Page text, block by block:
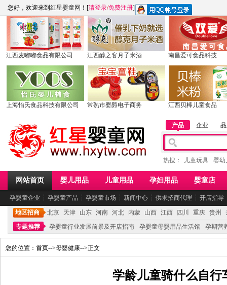
您好，欢迎来到 红星婴童网 ！[请登录/免费注册]
江西麦嘟嘟食品有限公司 江西醇之客月子米酒 南昌爱可食品科技
上海怡氏食品科技有限公司 常熟市婴爵电子商务 江西贝棒儿童食品
产品 企业
热搜： 儿童玩具 婴幼
网站首页 婴儿用品 儿童用品 孕妇用品 婴童店
孕婴童企业 ┆ 孕婴童产品 ┆ 孕婴童市场 ┆ 新闻中心 ┆ 供求招商代理 ┆ 开店指导
地区招商 北京 天津 山东 河南 河北 内蒙 山西 江西 四川 重庆 贵州
专题推荐
孕婴童行业发展前景及开店指南 孕婴童母婴用品生活馆 孕期营
您的位置： 首页-->母婴健康-->正文
学龄儿童骑什么自行